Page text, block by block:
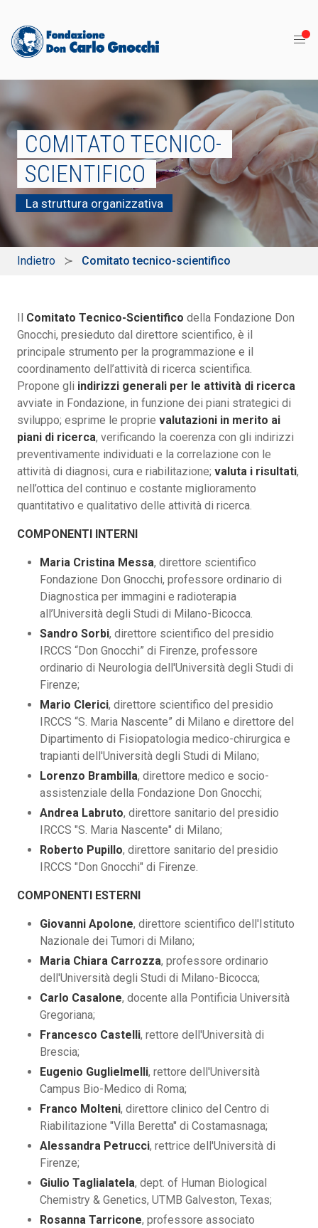
COMITATO TECNICO-
SCIENTIFICO
La struttura organizzativa
Indietro Comitato tecnico-scientifico
Comitato Tecnico-Scientifico della Fondazione Don
Gnocchi, presieduto dal direttore scientifico, è il
principale strumento per la programmazione e il
coordinamento dell’attività di ricerca scientifica.
Propone gli indirizzi generali per le attività di ricerca
avviate in Fondazione, in funzione dei piani strategici di
sviluppo; esprime le proprie valutazioni in merito ai
piani di ricerca, verificando la coerenza con gli indirizzi
preventivamente individuati e la correlazione con le
attività di diagnosi, cura e riabilitazione; valuta i risultati,
nell’ottica del continuo e costante miglioramento
quantitativo e qualitativo delle attività di ricerca.
COMPONENTI INTERNI
Maria Cristina Messa, direttore scientifico
Fondazione Don Gnocchi, professore ordinario di
Diagnostica per immagini e radioterapia
all’Università degli Studi di Milano-Bicocca.
Sandro Sorbi, direttore scientifico del presidio
IRCCS “Don Gnocchi” di Firenze, professore
ordinario di Neurologia dell'Università degli Studi di
Firenze;
Mario Clerici, direttore scientifico del presidio
IRCCS “S. Maria Nascente” di Milano e direttore del
Dipartimento di Fisiopatologia medico-chirurgica e
trapianti dell'Università degli Studi di Milano;
Lorenzo Brambilla, direttore medico e socio-
assistenziale della Fondazione Don Gnocchi;
Andrea Labruto, direttore sanitario del presidio
IRCCS "S. Maria Nascente" di Milano;
Roberto Pupillo, direttore sanitario del presidio
IRCCS "Don Gnocchi" di Firenze.
COMPONENTI ESTERNI
Giovanni Apolone, direttore scientifico dell'Istituto
Nazionale dei Tumori di Milano;
Maria Chiara Carrozza, professore ordinario
dell'Università degli Studi di Milano-Bicocca;
Carlo Casalone, docente alla Pontificia Università
Gregoriana;
Francesco Castelli, rettore dell'Università di
Brescia;
Eugenio Guglielmelli, rettore dell'Università
Campus Bio-Medico di Roma;
Franco Molteni, direttore clinico del Centro di
Riabilitazione "Villa Beretta" di Costamasnaga;
Alessandra Petrucci, rettrice dell'Università di
Firenze;
Giulio Taglialatela, dept. of Human Biological
Chemistry & Genetics, UTMB Galveston, Texas;
Rosanna Tarricone, professore associato